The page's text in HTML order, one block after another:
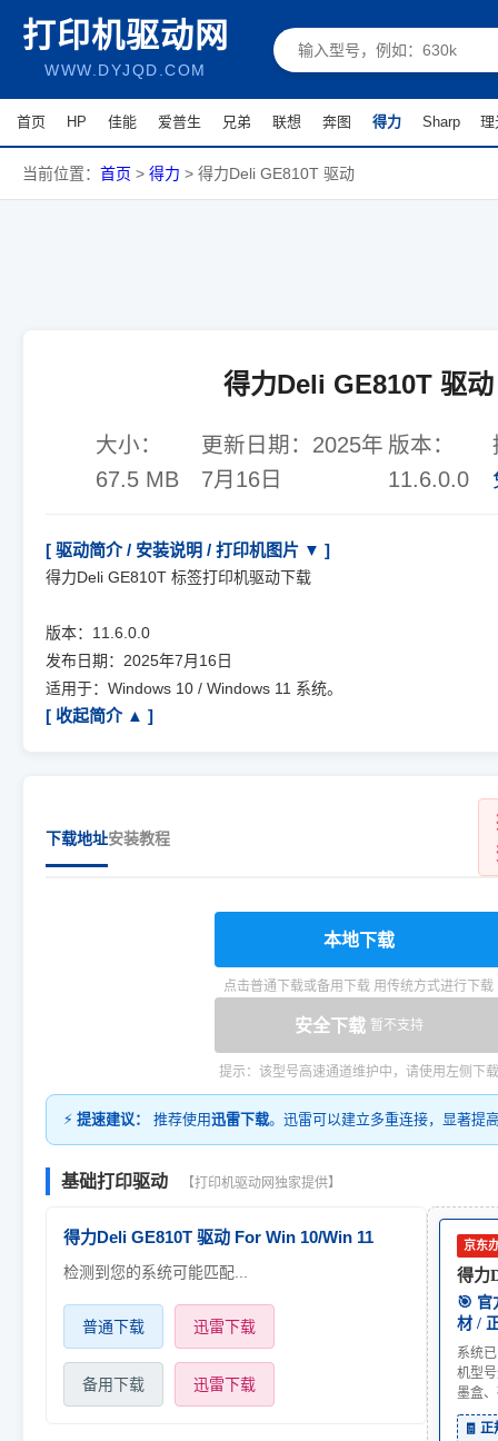
打印机驱动网
WWW.DYJQD.COM
首页 HP 佳能 爱普生 兄弟 联想 奔图 得力 Sharp 理
当前位置： 首页 > 得力 > 得力Deli GE810T 驱动
得力Deli GE810T 驱动
大小：
67.5 MB
更新日期： 2025年
7月16日
版本：
11.6.0.0
[ 驱动简介 / 安装说明 / 打印机图片 ▼ ]
得力Deli GE810T 标签打印机驱动下载
版本：11.6.0.0
发布日期：2025年7月16日
适用于：Windows 10 / Windows 11 系统。
[ 收起简介 ▲ ]
下载地址安装教程
本地下载
点击普通下载或备用下载 用传统方式进行下载
安全下载 暂不支持
提示：该型号高速通道维护中，请使用左侧下载
⚡ 提速建议： 推荐使用迅雷下载。迅雷可以建立多重连接，显著提
基础打印驱动 【打印机驱动网独家提供】
得力Deli GE810T 驱动 For Win 10/Win 11
检测到您的系统可能匹配...
普通下载 迅雷下载
备用下载 迅雷下载
京东
得力
🎯 官
材 /
系统
机型
墨盒
🧾